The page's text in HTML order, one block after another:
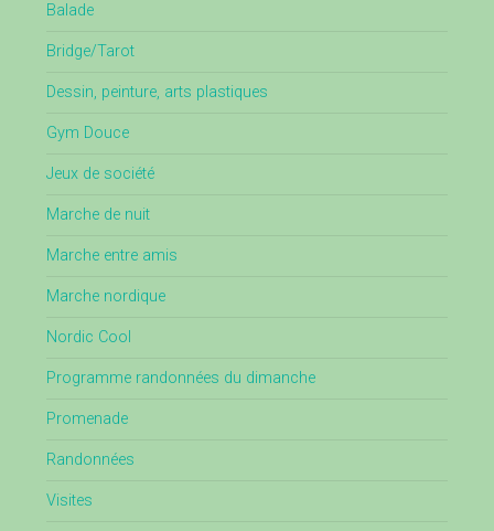
Balade
Bridge/Tarot
Dessin, peinture, arts plastiques
Gym Douce
Jeux de société
Marche de nuit
Marche entre amis
Marche nordique
Nordic Cool
Programme randonnées du dimanche
Promenade
Randonnées
Visites